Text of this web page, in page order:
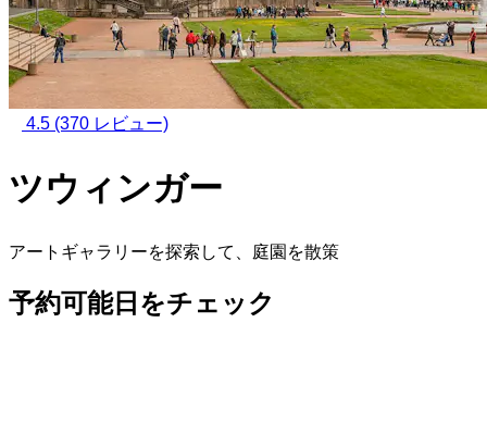
4.5 (370 レビュー)
ツウィンガー
アートギャラリーを探索して、庭園を散策
予約可能日をチェック